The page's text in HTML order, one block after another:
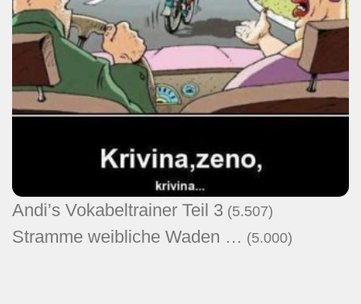
Andi’s Vokabeltrainer Teil 3 (5.507)
Stramme weibliche Waden … (5.000)